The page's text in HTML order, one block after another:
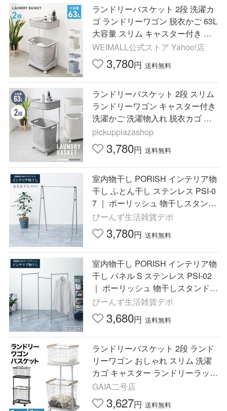
ランドリーバスケット 2段 洗濯カ
ゴ ランドリーワゴン 脱衣かご 63L
大容量 スリム キャスター付き ラ
ンドリーラック 収納 北欧 おしゃ
れ 洗濯物入
WEIMALL公式ストア Yahoo!店
3,780円 送料無料
ランドリーバスケット 2段 スリム
ランドリーワゴン キャスター付き
洗濯かご 洗濯物入れ 脱衣カゴ 大
容量 ランドリーラック 収納
pickupplazashop
3,780円 送料無料
室内物干し PORISH インテリア物
干し ふとん干し ステンレス PSI-0
7 ｜ ポーリッシュ 物干しスタンド
おしゃれ 布団干し ステンレス
びーんず生活雑貨デポ
3,780円 送料無料
室内物干し PORISH インテリア物
干し パネル S ステンレス PSI-02
｜ ポーリッシュ 物干しスタンド
おしゃれ ステンレス 洗濯
びーんず生活雑貨デポ
3,680円 送料無料
ランドリーバスケット 2段 ランド
リーワゴン おしゃれ スリム 洗濯
カゴ キャスター ランドリーラック
収納ボックス 洗濯物入れ ホワイト
ランドリー収納
GAIA二号店
3,627円 送料無料